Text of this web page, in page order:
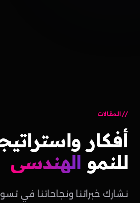
المقالات
أفكار
للنمو الهندسي
نشارك خبراتنا ونجاحاتنا في